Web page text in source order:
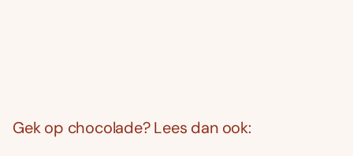
Gek op chocolade? Lees dan ook: